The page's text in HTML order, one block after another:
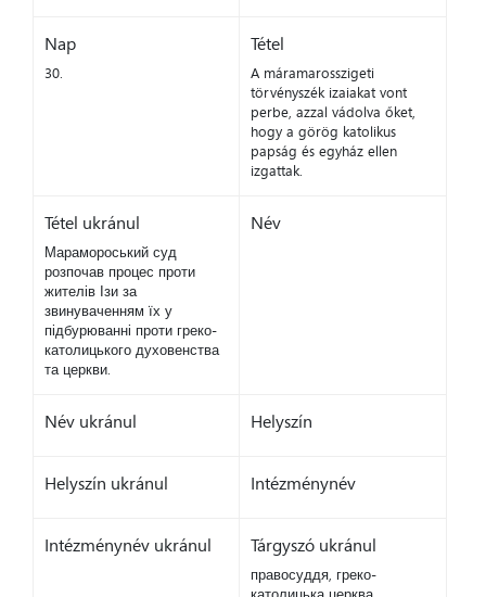
Nap
30.
Tétel
A máramarosszigeti
törvényszék izaiakat vont
perbe, azzal vádolva őket,
hogy a görög katolikus
papság és egyház ellen
izgattak.
Tétel ukránul
Марамороський суд
розпочав процес проти
жителів Ізи за
звинуваченням їх у
підбурюванні проти греко-
католицького духовенства
та церкви.
Név
Név ukránul Helyszín
Helyszín ukránul Intézménynév
Intézménynév ukránul Tárgyszó ukránul
правосуддя, греко-